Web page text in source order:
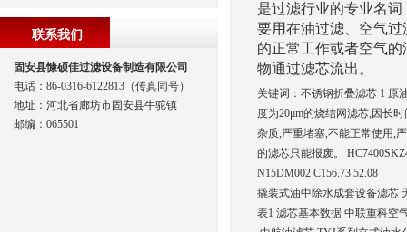
是过滤行业的专业名
要用在油过滤、空气
的正常工作或者空气
物通过滤芯流出。
关键词：不锈钢折叠滤芯 1 原
度为20μm的烧结网滤芯,因长
杂质,严重堵塞,不能正常使用,
的滤芯只能报废。
N15DM002 C156.73.52.08
撬装式油中除水成套设备滤芯
表1 滤芯基本数据 中联重科空
联系我们
固安县慷硕佳过滤设备制造有限公司
电话：86-0316-6122813（传真同号）
地址：河北省廊坊市固安县牛驼镇
邮编：065501